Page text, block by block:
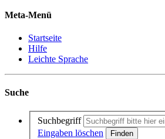
Meta-Menü
Startseite
Hilfe
Leichte Sprache
Suche
Suchbegriff
Eingaben löschen